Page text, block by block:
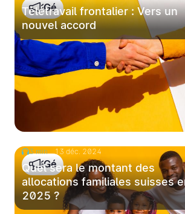
Gé
Télétravail frontalier : Vers un
nouvel accord
Gé
3 min 13 déc. 2024
Quel sera le montant des
allocations familiales suisses
2025 ?